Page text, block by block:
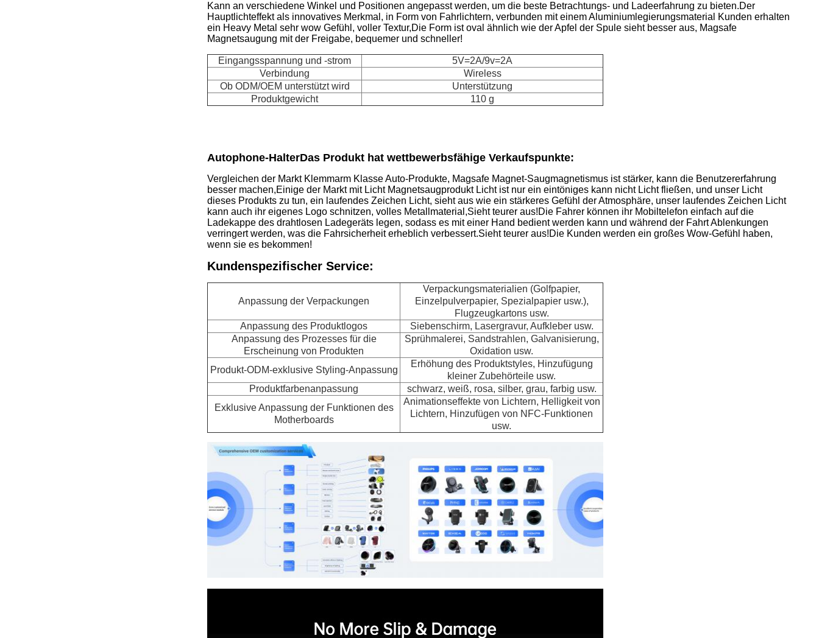
Kann an verschiedene Winkel und Positionen angepasst werden, um die beste Betrachtungs- und Ladeerfahrung zu bieten.Der
Hauptlichteffekt als innovatives Merkmal, in Form von Fahrlichtern, verbunden mit einem Aluminiumlegierungsmaterial Kunden erhalten
ein Heavy Metal sehr wow Gefühl, voller Textur,Die Form ist oval ähnlich wie der Apfel der Spule sieht besser aus, Magsafe
Magnetsaugung mit der Freigabe, bequemer und schneller!
Eingangsspannung und -strom
5V=2A/9v=2A
Verbindung
Wireless
Ob ODM/OEM unterstützt wird
Unterstützung
Produktgewicht
110 g
Autophone-HalterDas Produkt hat wettbewerbsfähige Verkaufspunkte:
Vergleichen der Markt Klemmarm Klasse Auto-Produkte, Magsafe Magnet-Saugmagnetismus ist stärker, kann die Benutzererfahrung
besser machen,Einige der Markt mit Licht Magnetsaugprodukt Licht ist nur ein eintöniges kann nicht Licht fließen, und unser Licht
dieses Produkts zu tun, ein laufendes Zeichen Licht, sieht aus wie ein stärkeres Gefühl der Atmosphäre, unser laufendes Zeichen Licht
kann auch ihr eigenes Logo schnitzen, volles Metallmaterial,Sieht teurer aus!Die Fahrer können ihr Mobiltelefon einfach auf die
Ladekappe des drahtlosen Ladegeräts legen, sodass es mit einer Hand bedient werden kann und während der Fahrt Ablenkungen
verringert werden, was die Fahrsicherheit erheblich verbessert.Sieht teurer aus!Die Kunden werden ein großes Wow-Gefühl haben,
wenn sie es bekommen!
Kundenspezifischer Service:
Anpassung der Verpackungen
Verpackungsmaterialien (Golfpapier,
Einzelpulverpapier, Spezialpapier usw.),
Flugzeugkartons usw.
Anpassung des Produktlogos
Siebenschirm, Lasergravur, Aufkleber usw.
Anpassung des Prozesses für die
Erscheinung von Produkten
Sprühmalerei, Sandstrahlen, Galvanisierung,
Oxidation usw.
Produkt-ODM-exklusive Styling-Anpassung
Erhöhung des Produktstyles, Hinzufügung
kleiner Zubehörteile usw.
Produktfarbenanpassung
schwarz, weiß, rosa, silber, grau, farbig usw.
Exklusive Anpassung der Funktionen des
Motherboards
Animationseffekte von Lichtern, Helligkeit von
Lichtern, Hinzufügen von NFC-Funktionen
usw.